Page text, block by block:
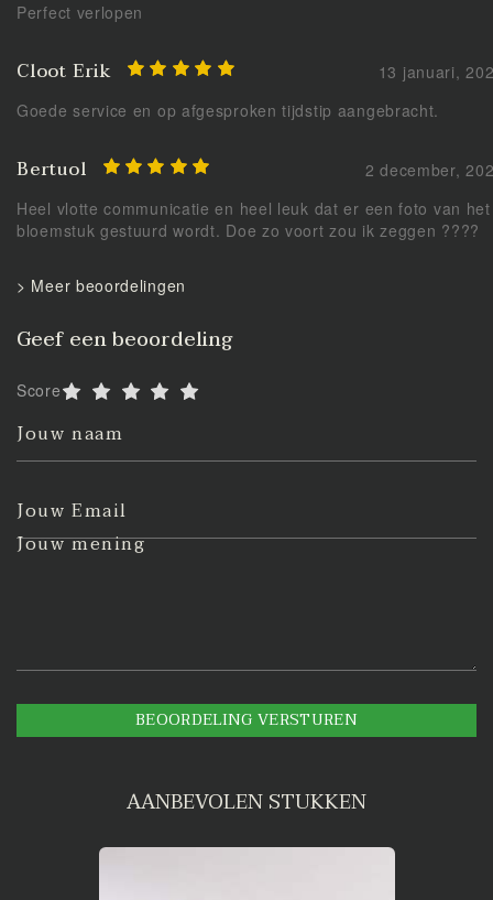
Perfect verlopen
Cloot Erik
13 januari,
Goede service en op afgesproken tijdstip aangebracht.
Bertuol
2 december,
Heel vlotte communicatie en heel leuk dat er een foto van het
bloemstuk gestuurd wordt. Doe zo voort zou ik zeggen ????
> Meer beoordelingen
Geef een beoordeling
Score
Jouw naam
Jouw Email
Jouw mening
BEOORDELING VERSTUREN
AANBEVOLEN STUKKEN